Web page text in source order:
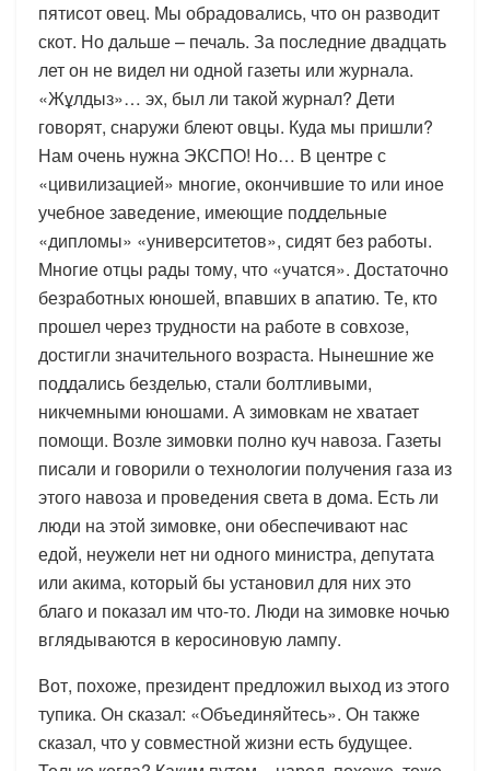
пятисот овец. Мы обрадовались, что он разводит
скот. Но дальше – печаль. За последние двадцать
лет он не видел ни одной газеты или журнала.
«Жұлдыз»… эх, был ли такой журнал? Дети
говорят, снаружи блеют овцы. Куда мы пришли?
Нам очень нужна ЭКСПО! Но… В центре с
«цивилизацией» многие, окончившие то или иное
учебное заведение, имеющие поддельные
«дипломы» «университетов», сидят без работы.
Многие отцы рады тому, что «учатся». Достаточно
безработных юношей, впавших в апатию. Те, кто
прошел через трудности на работе в совхозе,
достигли значительного возраста. Нынешние же
поддались безделью, стали болтливыми,
никчемными юношами. А зимовкам не хватает
помощи. Возле зимовки полно куч навоза. Газеты
писали и говорили о технологии получения газа из
этого навоза и проведения света в дома. Есть ли
люди на этой зимовке, они обеспечивают нас
едой, неужели нет ни одного министра, депутата
или акима, который бы установил для них это
благо и показал им что-то. Люди на зимовке ночью
вглядываются в керосиновую лампу.
Вот, похоже, президент предложил выход из этого
тупика. Он сказал: «Объединяйтесь». Он также
сказал, что у совместной жизни есть будущее.